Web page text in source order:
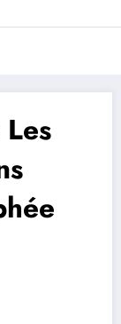
du football